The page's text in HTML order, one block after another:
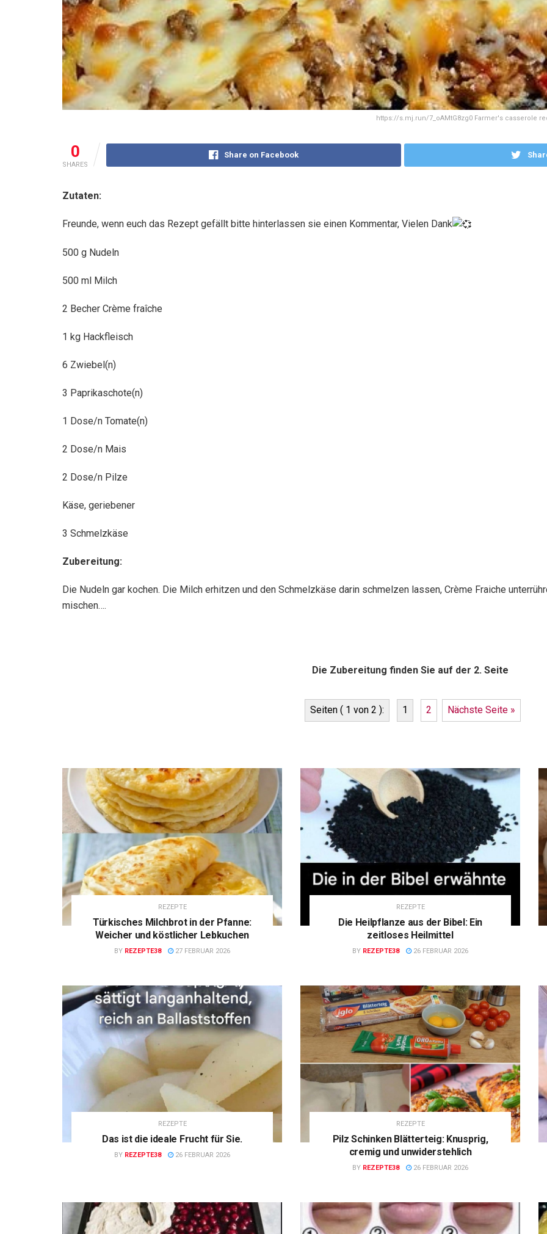
https://s.mj.run/7_oAMtG8zg0 Farmer's casserole
0
SHARES
Share on Facebook
Zutaten:
Freunde, wenn euch das Rezept gefällt bitte hinterlassen sie einen Kommentar, Vielen Dank
500 g Nudeln
500 ml Milch
2 Becher Crème fraîche
1 kg Hackfleisch
6 Zwiebel(n)
3 Paprikaschote(n)
1 Dose/n Tomate(n)
2 Dose/n Mais
2 Dose/n Pilze
Käse, geriebener
3 Schmelzkäse
Zubereitung:
Die Nudeln gar kochen. Die Milch erhitzen und den Schmelzkäse darin schmelzen lassen, Crème Fraiche
mischen….
Die Zubereitung finden Sie auf der 2. Seite
Seiten ( 1 von 2 ): 1 2 Nächste Seite »
REZEPTE
Türkisches Milchbrot in der Pfanne:
Weicher und köstlicher Lebkuchen
BY REZEPTE38 27 FEBRUAR 2026
REZEPTE
Die Heilpflanze aus der Bibel: Ein
zeitloses Heilmittel
BY REZEPTE38 26 FEBRUAR 2026
REZEPTE
Das ist die ideale Frucht für Sie.
BY REZEPTE38 26 FEBRUAR 2026
REZEPTE
Pilz Schinken Blätterteig: Knusprig,
cremig und unwiderstehlich
BY REZEPTE38 26 FEBRUAR 2026